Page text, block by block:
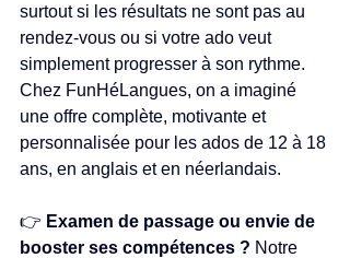
surtout si les résultats ne sont pas au
rendez-vous ou si votre ado veut
simplement progresser à son rythme.
Chez FunHéLangues, on a imaginé
une offre complète, motivante et
personnalisée pour les ados de 12 à 18
ans, en anglais et en néerlandais.
👉 Examen de passage ou envie de
booster ses compétences ? Notre